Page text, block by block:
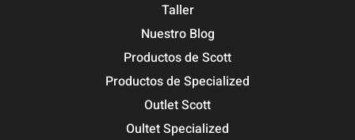
Taller
Nuestro Blog
Productos de Scott
Productos de Specialized
Outlet Scott
Oultet Specialized